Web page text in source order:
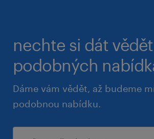
nabídku otevřených pozic,
navštivte www.randstad.cz.
nechte si dát
podobných
Dáme vám vědět, až budeme
podobnou nabídku.